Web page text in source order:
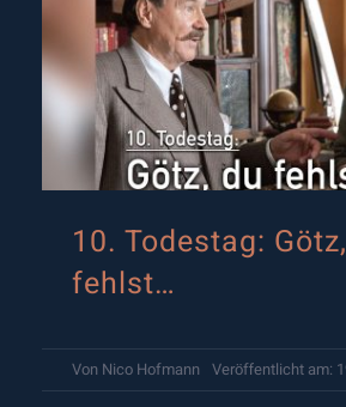
10. Todestag:
fehlst…
Von Nico Hofmann Veröffentlicht am: